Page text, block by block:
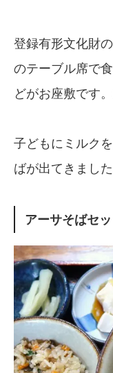
登録有形文化財
のテーブル席で
どがお座敷です
子どもにミルク
ばが出てきました
アーサそばセッ